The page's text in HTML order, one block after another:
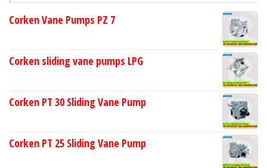
Corken Vane Pumps PZ 7
Corken sliding vane pumps LPG
Corken PT 30 Sliding Vane Pump
Corken PT 25 Sliding Vane Pump